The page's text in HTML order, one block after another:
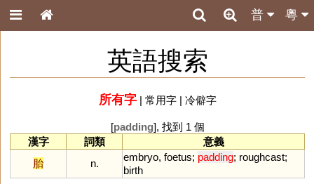
粵
普
英語搜索
所有字| 常用字| 冷僻字
[padding], 找到 1 個
漢字
詞類
意義
胎
n.
embryo, foetus; padding; roughcast;
birth